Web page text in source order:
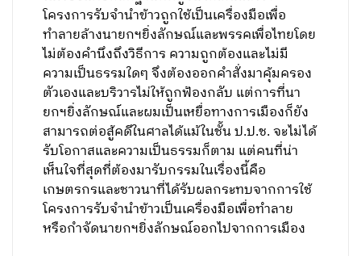
โครงการรับจำนำข้าวถูกใช้เป็นเครื่องมือเพื่อ
ทำลายล้างนายกฯยิ่งลักษณ์และพรรคเพื่อไทยโดย
ไม่ต้องคำนึงถึงวิธีการ ความถูกต้องและไม่มี
ความเป็นธรรมใดๆ จึงต้องออกคำสั่งมาคุ้มครอง
ตัวเองและบริวารไม่ให้ถูกฟ้องกลับ แต่การที่นา
ยกฯยิ่งลักษณ์และผมเป็นเหยื่อทางการเมืองก็ยัง
สามารถต่อสู้คดีในศาลได้แม้ในชั้น ป.ป.ช. จะไม่ได้
รับโอกาสและความเป็นธรรมก็ตาม แต่คนที่น่า
เห็นใจที่สุดที่ต้องมารับกรรมในเรื่องนี้คือ
เกษตรกรและชาวนาที่ได้รับผลกระทบจากการใช้
โครงการรับจำนำข้าวเป็นเครื่องมือเพื่อทำลาย
หรือกำจัดนายกฯยิ่งลักษณ์ออกไปจากการเมือง